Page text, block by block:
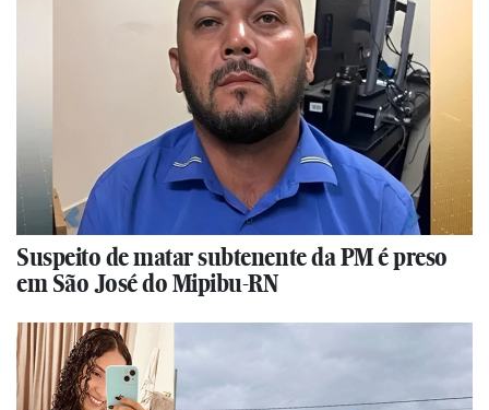
Suspeito de matar subtenente da PM é preso
em São José do Mipibu-RN